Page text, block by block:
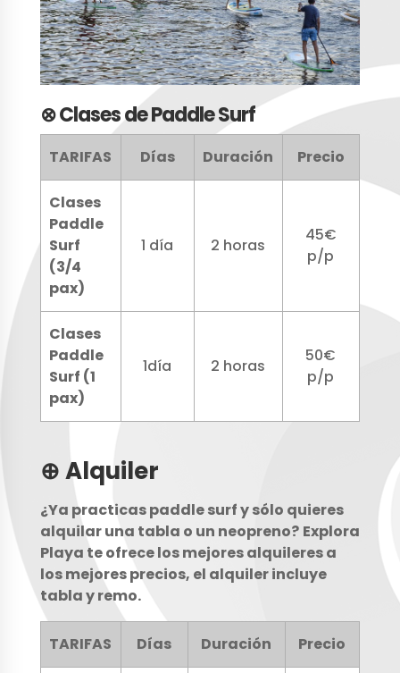
⊗ Clases de Paddle Surf
TARIFAS Días Duración Precio
Clases
Paddle
Surf
(3/4
pax)
1 día 2 horas
45€
p/p
Clases
Paddle
Surf (1
pax)
1día 2 horas
50€
p/p
⊕ Alquiler
¿Ya practicas paddle surf y sólo quieres
alquilar una tabla o un neopreno? Explora
Playa te ofrece los mejores alquileres a
los mejores precios, el alquiler incluye
tabla y remo.
TARIFAS Días Duración Precio